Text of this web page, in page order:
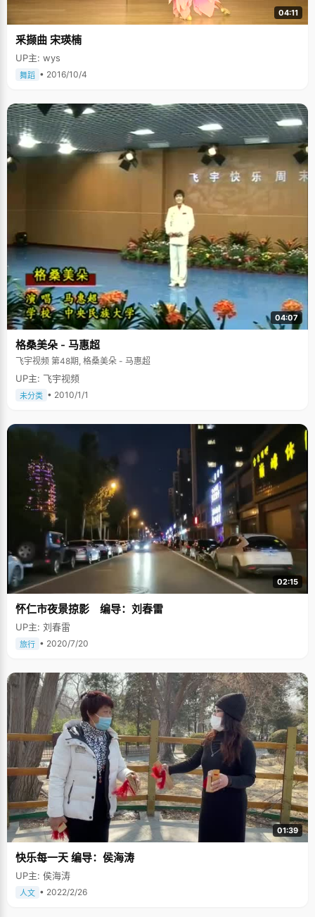
04:11
釆撷曲 宋瑛楠
UP主: wys
舞蹈 • 2016/10/4
04:07
格桑美朵 - 马惠超
飞宇视频 第48期, 格桑美朵 - 马惠超
UP主: 飞宇视频
未分类 • 2010/1/1
02:15
怀仁市夜景掠影 编导：刘春雷
UP主: 刘春雷
旅行 • 2020/7/20
01:39
快乐每一天 编导：侯海涛
UP主: 侯海涛
人文 • 2022/2/26